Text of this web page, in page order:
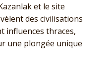
et le site
des civilisations
influences thraces,
une plongée unique